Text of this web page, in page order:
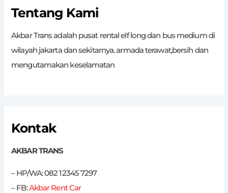
Tentang Kami
Akbar Trans adalah pusat rental elf long dan bus medium di
wilayah jakarta dan sekitarnya. armada terawat,bersih dan
mengutamakan keselamatan
Kontak
AKBAR TRANS
– HP/WA: 082 12345 7297
– FB:Akbar Rent Car